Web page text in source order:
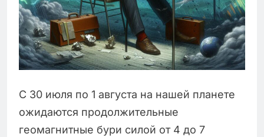
С 30 июля по 1 августа на нашей планете
ожидаются продолжительные
геомагнитные бури силой от 4 до 7